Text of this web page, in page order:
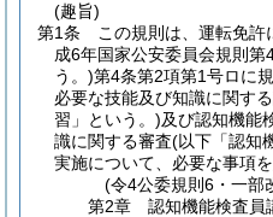
(趣旨)
第1条
この規則は、運転免許
成6年国家公安委員会規則
う。)第4条第2項第1号ロに
必要な技能及び知識に関す
習」という。)及び認知機能
識に関する審査(以下「認知
実施について、必要な事項
(令4公委規則6・一部
第2章
認知機能検査員